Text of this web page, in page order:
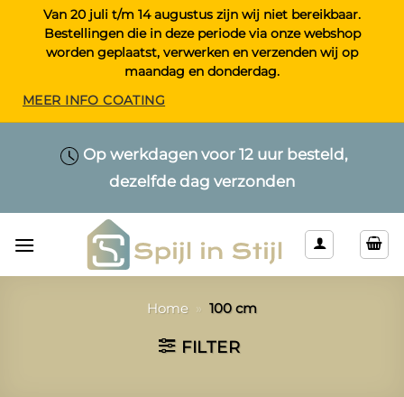
Van 20 juli t/m 14 augustus zijn wij niet bereikbaar.
Bestellingen die in deze periode via onze webshop
worden geplaatst, verwerken en verzenden wij op
maandag en donderdag.
MEER INFO COATING
Op werkdagen voor 12 uur besteld,
dezelfde dag verzonden
Alleen kwaliteitsproducten
Maatwerk > Selecteer uw eigen lengte
& kleur
Home » 100 cm
FILTER